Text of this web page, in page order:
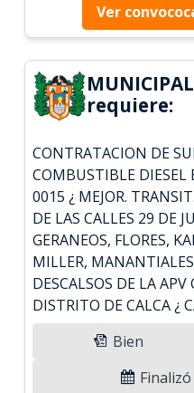
Ver
requiere:
CONTRATACION DE
COMBUSTIBLE DIESEL
0015 ¿ MEJOR.
DE LAS CALLES 29 DE
GERANEOS, FLORES,
MILLER,
DESCALSOS DE LA
DISTRITO DE CALCA ¿
Bien